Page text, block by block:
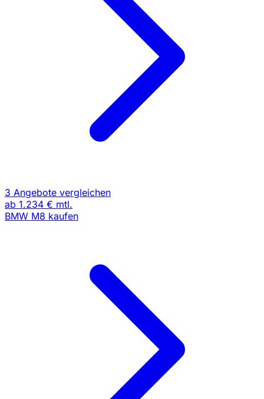
3 Angebote vergleichen
ab 1.234 € mtl.
BMW M8 kaufen